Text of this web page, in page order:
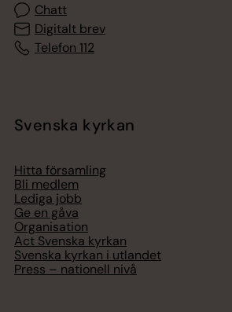
Chatt
Digitalt brev
Telefon 112
Svenska kyrkan
Hitta församling
Bli medlem
Lediga jobb
Ge en gåva
Organisation
Act Svenska kyrkan
Svenska kyrkan i utlandet
Press – nationell nivå